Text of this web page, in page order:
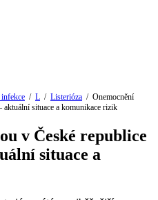
/ L / Listerióza / Onemocnění
situace a komunikace rizik
v České republice
situace a